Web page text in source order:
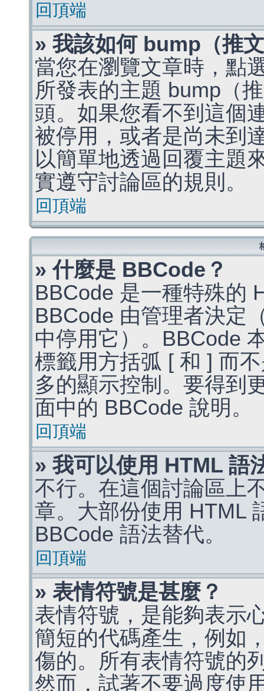
回頂端
» 我該如何 bump（推
當您在瀏覽文章時，點
所發表的主題 bump（
頭。如果您看不到這個
被停用，或者是尚未到
以簡單地透過回覆主題
實遵守討論區的規則。
回頂端
» 什麼是 BBCode？
BBCode 是一種特殊的
BBCode 由管理者決定
中停用它）。BBCode
標籤用方括弧 [ 和 ] 而
多的顯示控制。要得到
面中的 BBCode 說明。
回頂端
» 我可以使用 HTML 語
不行。在這個討論區上
章。大部份使用 HTML
BBCode 語法替代。
回頂端
» 表情符號是甚麼？
表情符號，是能夠表示
簡短的代碼產生，例如
傷的。所有表情符號的
然而，試著不要過度使